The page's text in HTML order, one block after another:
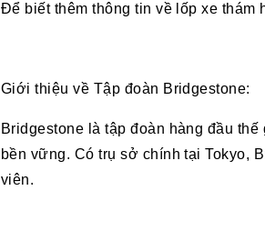
Để biết thêm thông tin về lốp xe thám
Giới thiệu về Tập đoàn Bridgestone:
Bridgestone là tập đoàn hàng đầu
bền vững. Có trụ sở chính tại Tokyo,
viên.